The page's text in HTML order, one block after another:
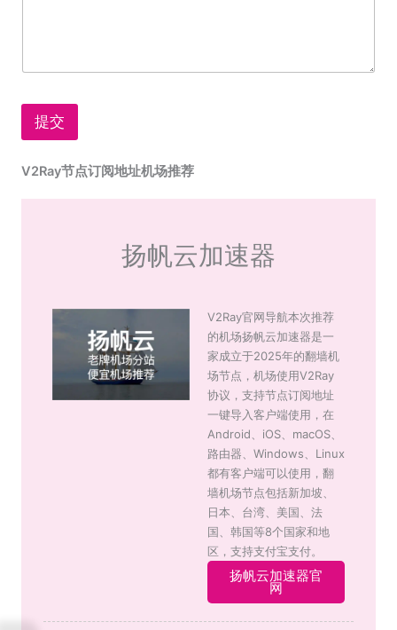
提交
V2Ray节点订阅地址机场推荐
扬帆云加速器
V2Ray官网导航本次推荐
的机场扬帆云加速器是一
家成立于2025年的翻墙机
场节点，机场使用V2Ray
协议，支持节点订阅地址
一键导入客户端使用，在
Android、iOS、macOS、
路由器、Windows、Linux
都有客户端可以使用，翻
墙机场节点包括新加坡、
日本、台湾、美国、法
国、韩国等8个国家和地
区，支持支付宝支付。
扬帆云加速器官
网